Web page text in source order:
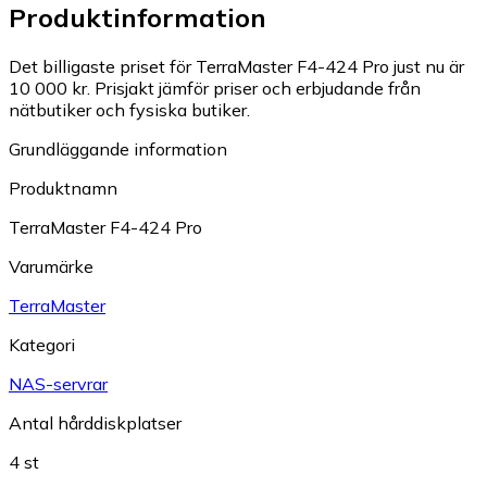
Produktinformation
Det billigaste priset för TerraMaster F4-424 Pro just nu är
10 000 kr. Prisjakt jämför priser och erbjudande från
nätbutiker och fysiska butiker.
Grundläggande information
Produktnamn
TerraMaster F4-424 Pro
Varumärke
TerraMaster
Kategori
NAS-servrar
Antal hårddiskplatser
4 st